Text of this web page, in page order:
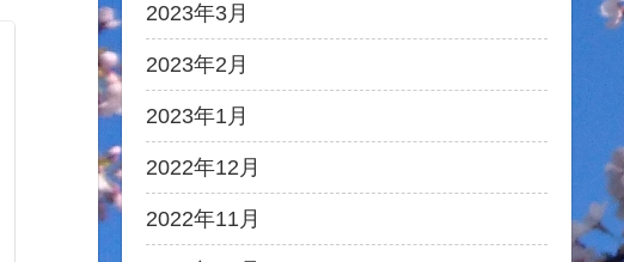
2023年3月
2023年2月
2023年1月
2022年12月
2022年11月